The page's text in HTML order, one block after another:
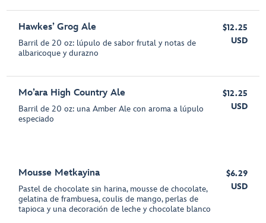
Hawkes’ Grog Ale
Barril de 20 oz: lúpulo de sabor frutal y notas de
albaricoque y durazno
$12.25
USD
Mo’ara High Country Ale
Barril de 20 oz: una Amber Ale con aroma a lúpulo
especiado
$12.25
USD
Mousse Metkayina
Pastel de chocolate sin harina, mousse de chocolate,
gelatina de frambuesa, coulis de mango, perlas de
tapioca y una decoración de leche y chocolate blanco
$6.29
USD